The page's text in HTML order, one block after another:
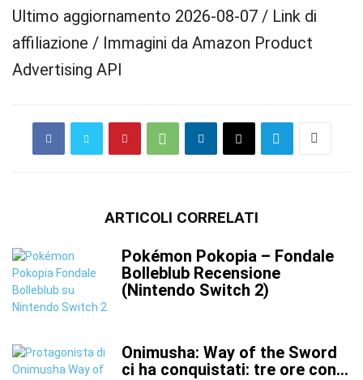
Ultimo aggiornamento 2026-08-07 / Link di
affiliazione / Immagini da Amazon Product
Advertising API
ARTICOLI CORRELATI
Pokémon Pokopia – Fondale
Bolleblub Recensione
(Nintendo Switch 2)
Onimusha: Way of the Sword
ci ha conquistati: tre ore con...